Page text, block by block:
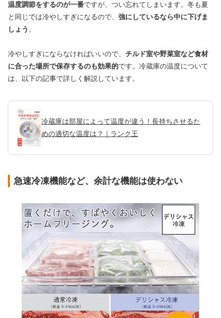
温度調節をするのが一番ですが、つい忘れてしまいます。冬も夏
と同じでは冷やしすぎになるので、 強にしているなら中に下げま
しょう 。
冷やしすぎにならなければいいので、 チルド室や野菜室など食材
に合った場所で保存するのも効果的です。冷蔵庫の温度について
は、以下の記事で詳しく解説しています。
冷蔵庫は部屋によって温度が違う！長持ちさせるた
めの適切な温度は？｜ランク王
急速冷凍機能など、余計な機能は使わない